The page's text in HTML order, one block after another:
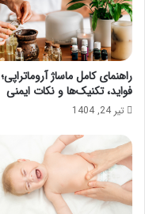
راهنمای کامل ماساژ آروماتراپی؛
فواید، تکنیک‌ها و نکات ایمنی
تیر 24, 1404